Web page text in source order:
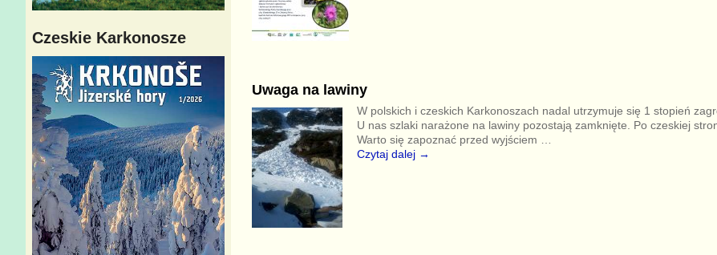
Uwaga na lawiny
W polskich i czeskich Karkonoszach nadal utrzymuje się 1 stopień
U nas szlaki narażone na lawiny pozostają zamknięte. Po czeskiej
Warto się zapoznać przed wyjściem
Czytaj dalej →
Czeskie Karkonosze